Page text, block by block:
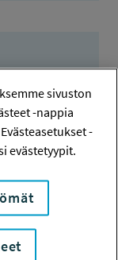
sivuston
-nappia
-
evästetyypit.